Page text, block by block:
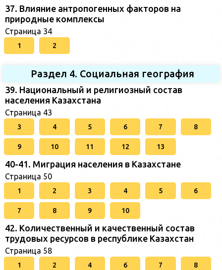
37. Влияние антропогенных факторов на
природные комплексы
Страница 34
1 2
Раздел 4. Социальная география
39. Национальный и религиозный состав
населения Казахстана
Страница 43
3 4 5 6 7 8
9 10 11 12 13
40-41. Миграция населения в Казахстане
Страница 50
1 2 3 4 5 6
7 8 9 10
42. Количественный и качественный состав
трудовых ресурсов в республике Казахстан
Страница 58
1 2 4 6 7 8